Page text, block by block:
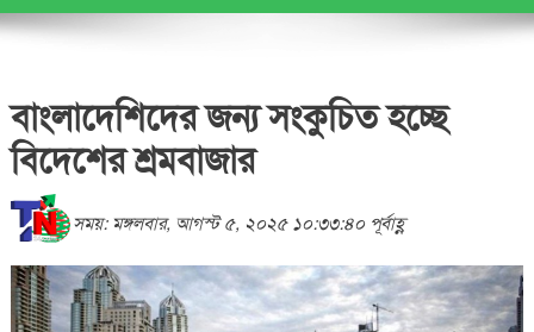
বাংলাদেশিদের জন্য সংকুচিত হচ্ছে
বিদেশের শ্রমবাজার
সময়: মঙ্গলবার, আগস্ট ৫, ২০২৫ ১০:৩৩:৪০ পূর্বাহ্ণ